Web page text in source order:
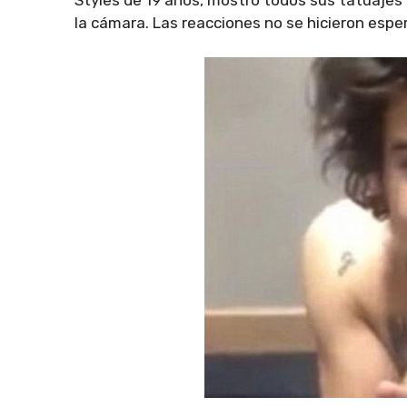
la cámara. Las reacciones no se hicieron